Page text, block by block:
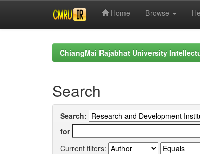
Home Browse
ChiangMai Rajabhat University
Search
Search:
for
Current filters: